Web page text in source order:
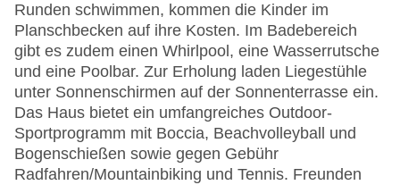
Runden schwimmen, kommen die Kinder im
Planschbecken auf ihre Kosten. Im Badebereich
gibt es zudem einen Whirlpool, eine Wasserrutsche
und eine Poolbar. Zur Erholung laden Liegestühle
unter Sonnenschirmen auf der Sonnenterrasse ein.
Das Haus bietet ein umfangreiches Outdoor-
Sportprogramm mit Boccia, Beachvolleyball und
Bogenschießen sowie gegen Gebühr
Radfahren/Mountainbiking und Tennis. Freunden